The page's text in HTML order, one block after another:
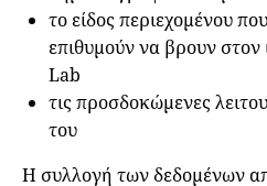
το είδος περιεχομένου
επιθυμούν να βρουν
Lab
τις προσδοκώμενες
του
Η συλλογή των δεδομένων